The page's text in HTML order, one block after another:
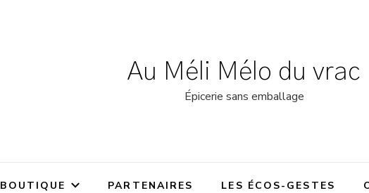
Au Méli Mélo du vrac
Épicerie sans emballage
BOUTIQUE PARTENAIRES LES ÉCOS-GESTES